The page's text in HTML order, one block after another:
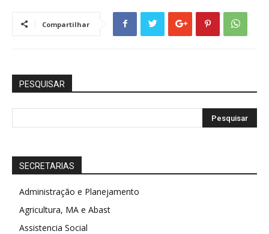
Compartilhar
PESQUISAR
SECRETARIAS
Administração e Planejamento
Agricultura, MA e Abast
Assistencia Social